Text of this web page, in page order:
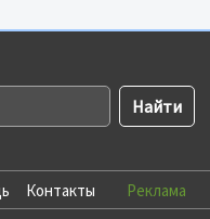
Контакты Реклама